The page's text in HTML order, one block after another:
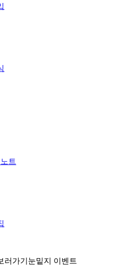
트
러가기 눈밑지 이벤트